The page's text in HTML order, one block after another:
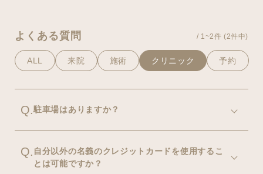
よくある質問 / 1~2件 (2件中)
ALL 来院 施術 クリニック 予約
Q.駐車場はありますか？
Q. 自分以外の名義のクレジットカードを使用するこ
とは可能ですか？